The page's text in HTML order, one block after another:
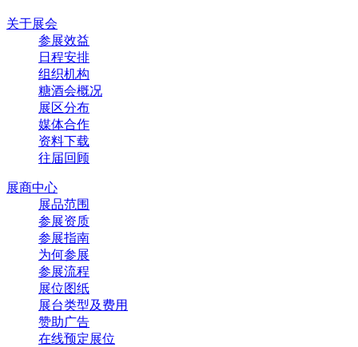
关于展会
参展效益
日程安排
组织机构
糖酒会概况
展区分布
媒体合作
资料下载
往届回顾
展商中心
展品范围
参展资质
参展指南
为何参展
参展流程
展位图纸
展台类型及费用
赞助广告
在线预定展位